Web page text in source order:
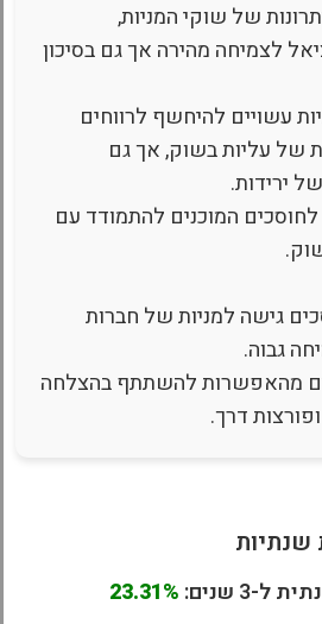
של שוקי המניות,
לצמיחה מהירה אך גם בסיכון
עשויים להיחשף לרווחים
של עליות בשוק, אך גם
ירידות.
המוכנים להתמודד עם
גישה למניות של חברות
גבוה.
מהאפשרות להשתתף בהצלחה
דרך.
שנתיות
3 שנים:
23.31%